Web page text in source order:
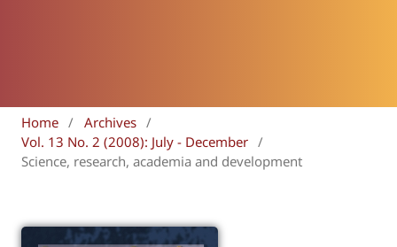
Home / Archives /
Vol. 13 No. 2 (2008): July - December /
Science, research, academia and development